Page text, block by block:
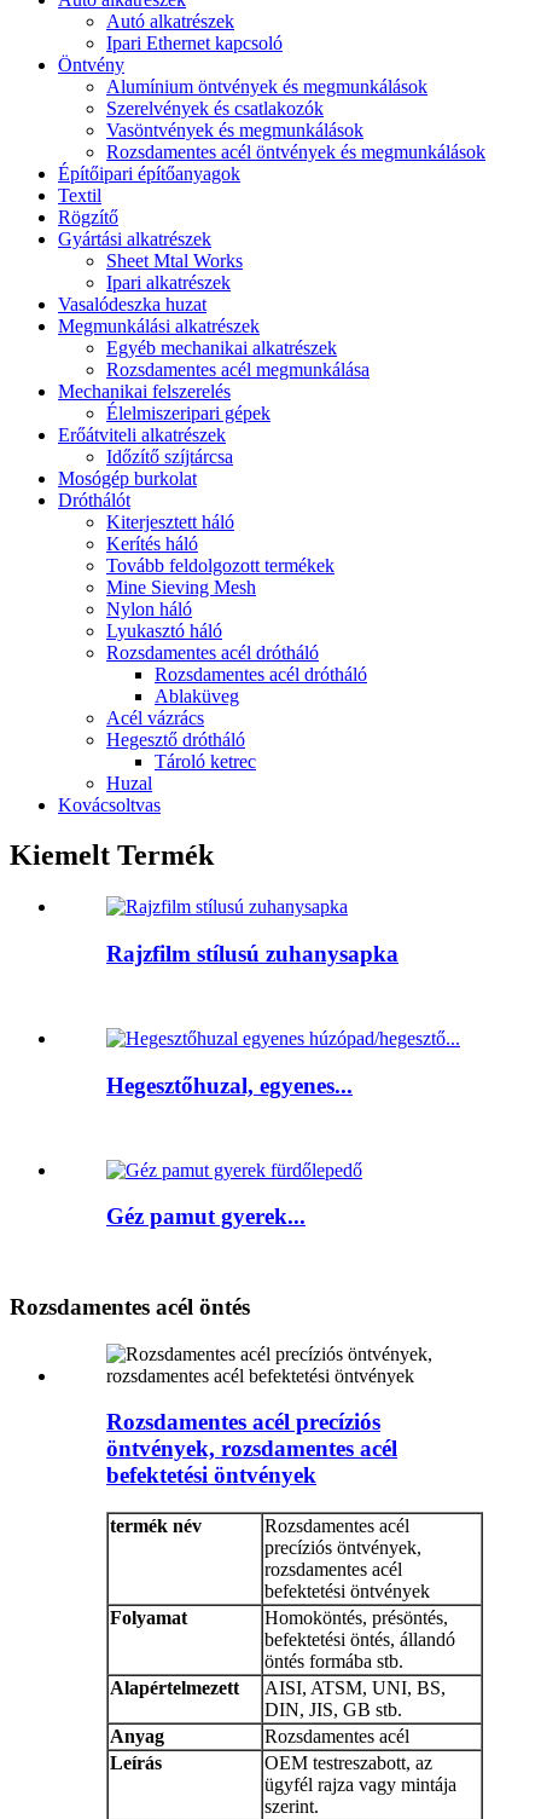
Autó alkatrészek
Ipari Ethernet kapcsoló
Öntvény
Alumínium öntvények és megmunkálások
Szerelvények és csatlakozók
Vasöntvények és megmunkálások
Rozsdamentes acél öntvények és megmunkálások
Építőipari építőanyagok
Textil
Rögzítő
Gyártási alkatrészek
Sheet Mtal Works
Ipari alkatrészek
Vasalódeszka huzat
Megmunkálási alkatrészek
Egyéb mechanikai alkatrészek
Rozsdamentes acél megmunkálása
Mechanikai felszerelés
Élelmiszeripari gépek
Erőátviteli alkatrészek
Időzítő szíjtárcsa
Mosógép burkolat
Dróthálót
Kiterjesztett háló
Kerítés háló
Tovább feldolgozott termékek
Mine Sieving Mesh
Nylon háló
Lyukasztó háló
Rozsdamentes acél drótháló
Rozsdamentes acél drótháló
Ablaküveg
Acél vázrács
Hegesztő drótháló
Tároló ketrec
Huzal
Kovácsoltvas
Kiemelt Termék
Rajzfilm stílusú zuhanysapka
Hegesztőhuzal, egyenes...
Géz pamut gyerek...
Rozsdamentes acél öntés
Rozsdamentes acél precíziós
öntvények, rozsdamentes acél
befektetési öntvények
termék név
Rozsdamentes acél
precíziós öntvények,
rozsdamentes acél
befektetési öntvények
Folyamat
Homoköntés, présöntés,
befektetési öntés, állandó
öntés formába stb.
Alapértelmezett
AISI, ATSM, UNI, BS,
DIN, JIS, GB stb.
Anyag
Rozsdamentes acél
Leírás
OEM testreszabott, az
ügyfél rajza vagy mintája
szerint.